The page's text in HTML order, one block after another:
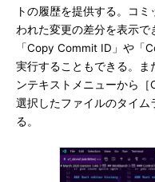
トの履歴を提供する。コ
われた変更の差分を表示
「Copy Commit ID」や「
実行することもできる。ま
ンテキストメニューから［
選択したファイルのタイム
る。